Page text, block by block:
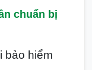
chuẩn bị
bảo hiểm